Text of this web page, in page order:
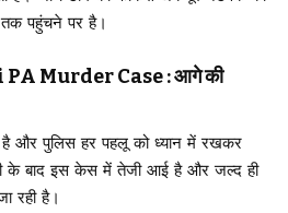
पहुंचने पर है।
Murder Case : आगे की
और पुलिस हर पहलू को ध्यान में रखकर
के बाद इस केस में तेजी आई है और जल्द ही
रही है।